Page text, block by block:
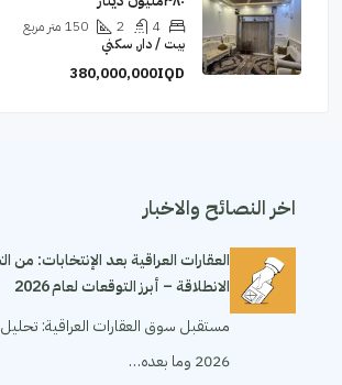
4
2
150 متر مربع
بيت / دار, سكني
380,000,000IQD
اخر النصائح والاخبار
العقارات العراقية بعد الإنتخابات: من
الانطلاقة – أبرز التوقعات لعام 2026
مستقبل سوق العقارات العراقية:
2026 وما بعده…